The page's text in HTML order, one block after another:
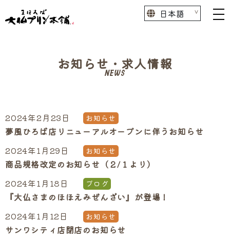
お知らせ・求人情報
NEWS
2024年2月23日 お知らせ
夢風ひろば店リニューアルオープンに伴うお知らせ
2024年1月29日
お知らせ
商品規格改定のお知らせ（２/１より）
2024年1月18日
ブログ
『大仏さまのほほえみぜんざい』が登場！
2024年1月12日
お知らせ
サンワシティ店閉店のお知らせ